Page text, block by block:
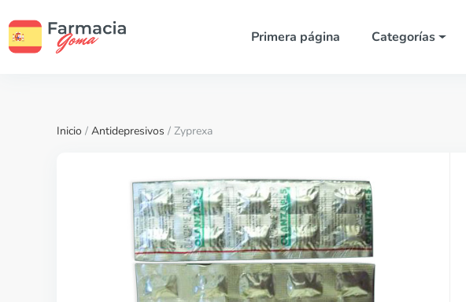
Primera página Categorías
Inicio / Antidepresivos / Zyprexa